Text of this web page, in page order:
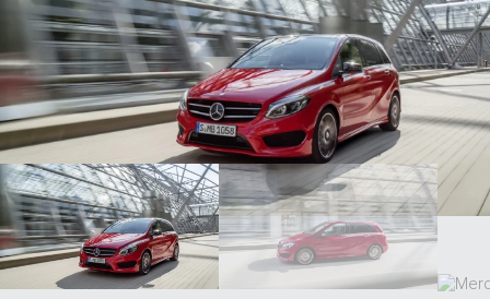
Βρες τα πάντα για το
αυτοκίνητο!
βρες το!
Καινούρια